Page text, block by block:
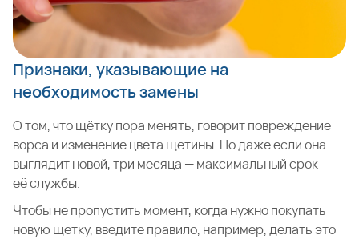
Признаки, указывающие на
необходимость замены
О том, что щётку пора менять, говорит повреждение
ворса и изменение цвета щетины. Но даже если она
выглядит новой, три месяца — максимальный срок
её службы.
Чтобы не пропустить момент, когда нужно покупать
новую щётку, введите правило, например, делать это